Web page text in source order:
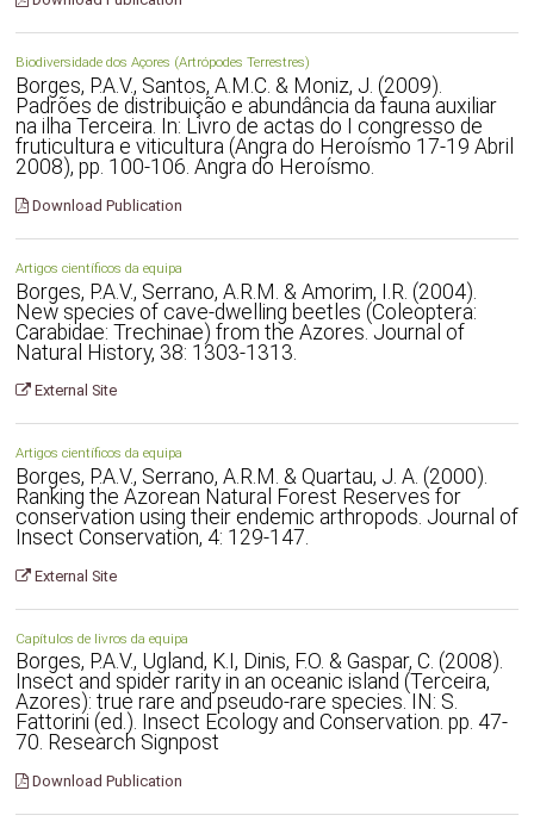
Biodiversidade dos Açores (Artrópodes Terrestres)
Borges, P.A.V., Santos, A.M.C. & Moniz, J. (2009).
Padrões de distribuição e abundância da fauna auxiliar
na ilha Terceira. In: Livro de actas do I congresso de
fruticultura e viticultura (Angra do Heroísmo 17-19 Abril
2008), pp. 100-106. Angra do Heroísmo.
Download Publication
Artigos científicos da equipa
Borges, P.A.V., Serrano, A.R.M. & Amorim, I.R. (2004).
New species of cave-dwelling beetles (Coleoptera:
Carabidae: Trechinae) from the Azores. Journal of
Natural History, 38: 1303-1313.
External Site
Artigos científicos da equipa
Borges, P.A.V., Serrano, A.R.M. & Quartau, J. A. (2000).
Ranking the Azorean Natural Forest Reserves for
conservation using their endemic arthropods. Journal of
Insect Conservation, 4: 129-147.
External Site
Capítulos de livros da equipa
Borges, P.A.V., Ugland, K.I, Dinis, F.O. & Gaspar, C. (2008).
Insect and spider rarity in an oceanic island (Terceira,
Azores): true rare and pseudo-rare species. IN: S.
Fattorini (ed.). Insect Ecology and Conservation. pp. 47-
70. Research Signpost
Download Publication